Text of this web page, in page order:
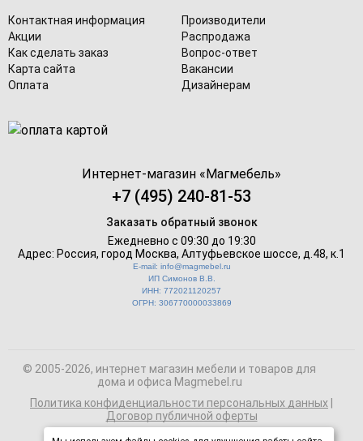
Контактная информация
Производители
Акции
Распродажа
Как сделать заказ
Вопрос-ответ
Карта сайта
Вакансии
Оплата
Дизайнерам
Интернет-магазин « Магмебель»
+7 (495) 240-81-53
Заказать обратный звонок
Ежедневно с 09:30 до 19:30
Адрес: Россия, город Москва, Алтуфьевское шоссе, д.48, к.1
E-mail: info@magmebel.ru
ИП Симонов В.В.
ИНН: 772021120257
ОГРН: 306770000033869
© 2005-2026, интернет магазин мебели и товаров для
дома и офиса Magmebel.ru
Политика конфиденциальности персональных данных
Договор публичной оферты